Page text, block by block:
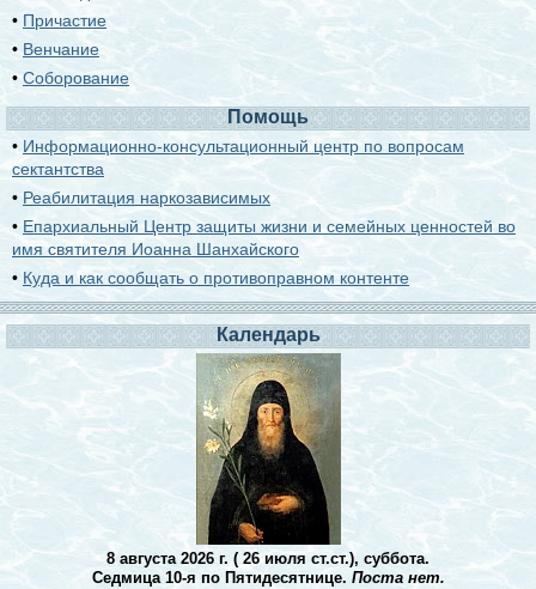
• Причастие
• Венчание
•Соборование
Помощь
• Информационно-консультационный центр по вопросам
сектантства
• Реабилитация наркозависимых
• Епархиальный Центр защиты жизни и семейных ценностей во
имя святителя Иоанна Шанхайского
• Куда и как сообщать о противоправном контенте
Календарь
8 августа 2026 г. ( 26 июля ст.ст.), суббота.
Седмица 10-я по Пятидесятнице. Поста нет.